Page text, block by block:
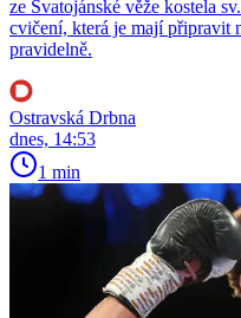
ze Svatojánské věže kostela
cvičení, která je mají připravit
pravidelně.
Ostravská Drbna
dnes, 14:53
1 min